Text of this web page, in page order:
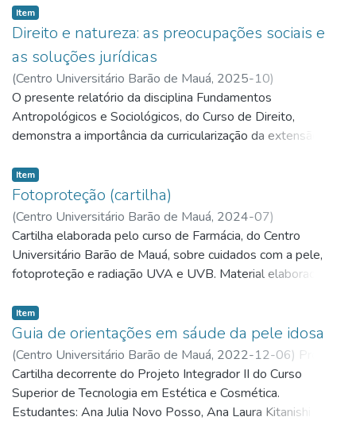
Item
Direito e natureza: as preocupações sociais e
as soluções jurídicas
(Centro Universitário Barão de Mauá, 2025-10)
O presente relatório da disciplina Fundamentos
Antropológicos e Sociológicos, do Curso de Direito,
demonstra a importância da curricularização da extensão
formação a oportunidade de discussão de temas
contemporâneos de grande repercussão, como a relação do
direito e a natureza, em especial no que concerne à crise
ambiental desde o seu surgimento até os dias atuais. A
imersão dos estudantes nos problemas ambientais que as
cidades hoje possuem permite a conscientização do papel
que gera a responsabilidade solidária intergeracional, dever
jurídico da presente geração em relação às futuras.
Item
Fotoproteção (cartilha)
(Centro Universitário Barão de Mauá, 2024-07)
Cartilha elaborada pelo curso de Farmácia, do Centro
Universitário Barão de Mauá, sobre cuidados com a pele,
fotoproteção e radiação UVA e UVB. Material elaborado
Rodrigues Costa, Eduardo da Silva Coelho, Emanuelle
Cantolini Zamoner, Felipe Aparecido Feloni Birer, Henrique
Saglio Rodrigues, Julia Camargo Teobaldo, Julia Santos Silva,
Luma Aparecida Coelho, Maria Eduarda Mansor Lara
Mesquita, Meria Elisa Ruivo Mendonça, Raíssa Bonavina,
Willian Martins Sanchez, Josinete Salvador Alves. ISBN
Item
Guia de orientações em sáude da pele idosa
(Centro Universitário Barão de Mauá, 2022-12-06) Profa.
Me. Flávia Vendramini Durlo Ortolan;Profa. Dra. Aline
Barbosa Ribeiro
Cartilha decorrente do Projeto Integrador II do Curso
Superior de Tecnologia em Estética e Cosmética.
Estudantes: Ana Julia Novo Posso, Ana Laura Kitanishi